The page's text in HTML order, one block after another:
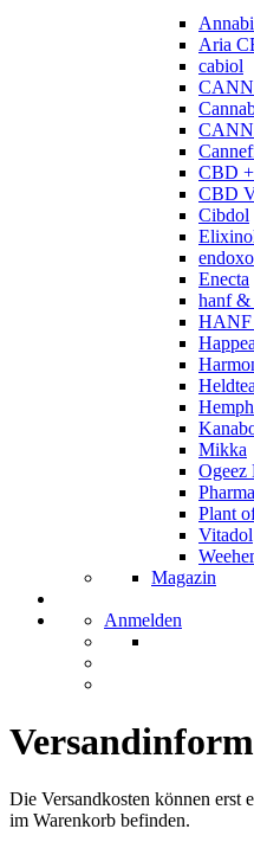
Aria
cabiol
CBD
CBD
Cibdol
endoxo
Enecta
hanf &
Heldtea
Mikka
Ogeez
Plant
Vitadol
Magazin
Anmelden
Die Versandkosten können
im Warenkorb befinden.